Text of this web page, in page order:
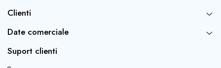
Clienti
Date comerciale
Suport clienti